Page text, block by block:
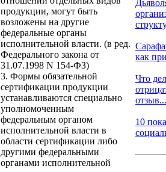
продукции, могут быть
возложены на другие
федеральные органы
исполнительной власти. (в ред.
Федерального закона от
31.07.1998 N 154-ФЗ)
3. Формы обязательной
сертификации продукции
устанавливаются специально
уполномоченным
федеральным органом
исполнительной власти в
области сертификации либо
другими федеральными
органами исполнительной
как
Что
отзыв...
10